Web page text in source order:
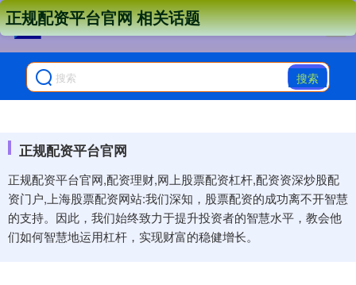
搜索
正规配资平台官网
正规配资平台官网,配资理财,网上股票配资杠杆,配资资深炒股配
资门户,上海股票配资网站:我们深知，股票配资的成功离不开智慧
的支持。因此，我们始终致力于提升投资者的智慧水平，教会他
们如何智慧地运用杠杆，实现财富的稳健增长。
正规配资平台官网 相关话题